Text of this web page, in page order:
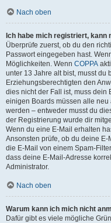
Nach oben
Ich habe mich registriert, kann
Überprüfe zuerst, ob du den
Passwort eingegeben hast.
Möglichkeiten. Wenn COPPA
unter 13 Jahre alt bist, musst du
Erziehungsberechtigten den
dies nicht der Fall ist, muss dein
einigen Boards müssen alle
werden – entweder musst du
der Registrierung wurde dir
Wenn du eine E-Mail erhalten
Ansonsten prüfe, ob du deine
die E-Mail von einem Spam-
dass deine E-Mail-Adresse
Administrator.
Nach oben
Warum kann ich mich nicht
Dafür gibt es viele mögliche